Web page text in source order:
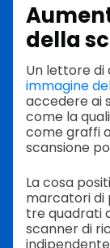
della
Un lettore di
immagine
accedere ai
come la
come graffi
scansione
La cosa
marcatori di
tre quadrati
scanner di